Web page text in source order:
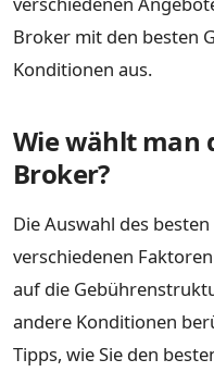
Broker mit den besten
Konditionen aus.
Wie wählt man
Broker?
Die Auswahl des
verschiedenen
auf die
andere Konditionen
Tipps, wie Sie den